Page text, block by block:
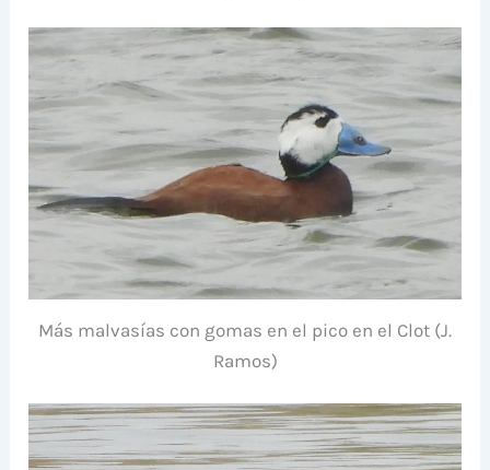
Más malvasías con gomas en el pico en el Clot (J.
Ramos)